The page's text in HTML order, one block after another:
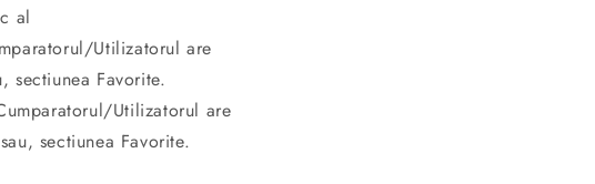
al
Utilizatorul are
sectiunea Favorite.
Utilizatorul are
sectiunea Favorite.